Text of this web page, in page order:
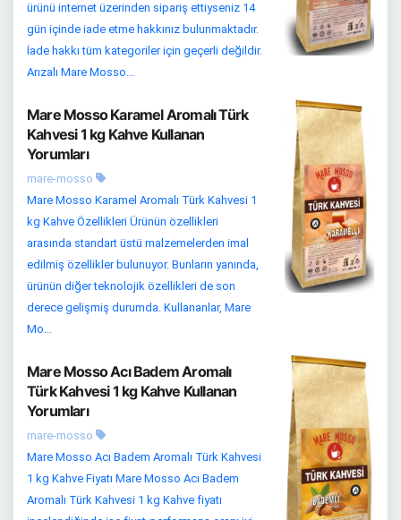
ürünü internet üzerinden sipariş ettiyseniz 14
gün içinde iade etme hakkınız bulunmaktadır.
İade hakkı tüm kategoriler için geçerli değildir.
Arızalı Mare Mosso...
Mare Mosso Karamel Aromalı Türk
Kahvesi 1 kg Kahve Kullanan
Yorumları
mare-mosso
Mare Mosso Karamel Aromalı Türk Kahvesi 1
kg Kahve Özellikleri Ürünün özellikleri
arasında standart üstü malzemelerden imal
edilmiş özellikler bulunuyor. Bunların yanında,
ürünün diğer teknolojik özellikleri de son
derece gelişmiş durumda. Kullananlar, Mare
Mo...
Mare Mosso Acı Badem Aromalı
Türk Kahvesi 1 kg Kahve Kullanan
Yorumları
mare-mosso
Mare Mosso Acı Badem Aromalı Türk Kahvesi
1 kg Kahve Fiyatı Mare Mosso Acı Badem
Aromalı Türk Kahvesi 1 kg Kahve fiyatı